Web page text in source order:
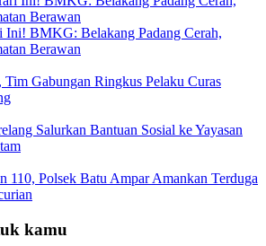
Ini! BMKG: Belakang Padang Cerah,
Berawan
Gabungan Ringkus Pelaku Curas
Salurkan Bantuan Sosial ke Yayasan
110, Polsek Batu Ampar Amankan Terduga
kamu